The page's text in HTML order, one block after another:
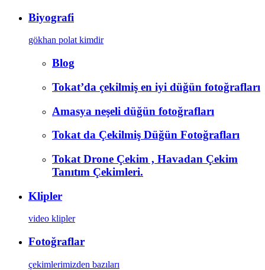
Biyografi
gökhan polat kimdir
Blog
Tokat’da çekilmiş en iyi düğün fotoğrafları
Amasya neşeli düğün fotoğrafları
Tokat da Çekilmiş Düğün Fotoğrafları
Tokat Drone Çekim , Havadan Çekim
Tanıtım Çekimleri.
Klipler
video klipler
Fotoğraflar
çekimlerimizden bazıları